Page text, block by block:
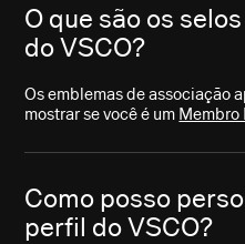
O que são os
do VSCO?
Os emblemas de associação
mostrar se você é um Membro
Como posso
perfil do VSCO?